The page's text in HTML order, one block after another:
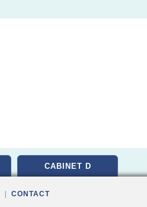
CABINET D
CONTACT